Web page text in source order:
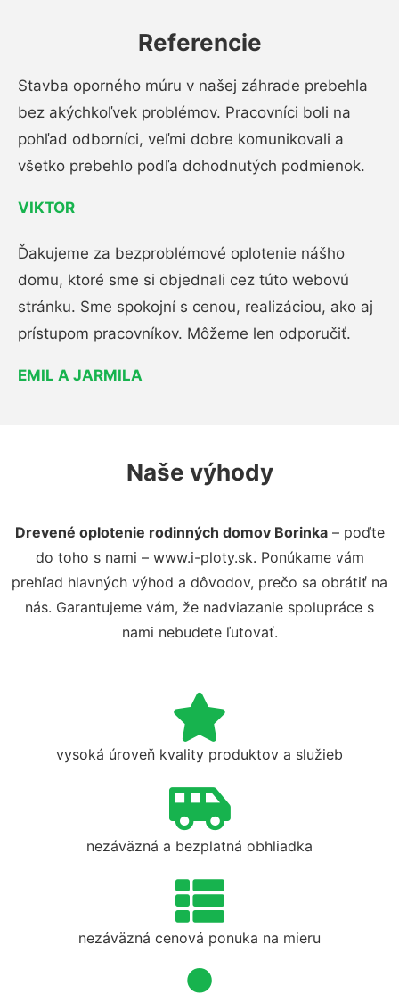
Referencie
Stavba oporného múru v našej záhrade prebehla
bez akýchkoľvek problémov. Pracovníci boli na
pohľad odborníci, veľmi dobre komunikovali a
všetko prebehlo podľa dohodnutých podmienok.
VIKTOR
Ďakujeme za bezproblémové oplotenie nášho
domu, ktoré sme si objednali cez túto webovú
stránku. Sme spokojní s cenou, realizáciou, ako aj
prístupom pracovníkov. Môžeme len odporučiť.
EMIL A JARMILA
Naše výhody
Drevené oplotenie rodinných domov Borinka– poďte
do toho s nami – www.i-ploty.sk. Ponúkame vám
prehľad hlavných výhod a dôvodov, prečo sa obrátiť na
nás. Garantujeme vám, že nadviazanie spolupráce s
nami nebudete ľutovať.
vysoká úroveň kvality produktov a služieb
nezáväzná a bezplatná obhliadka
nezáväzná cenová ponuka na mieru